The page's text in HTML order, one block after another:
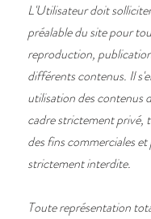
L'Utilisateur doit
préalable du site pour
reproduction,
différents contenus. Il
utilisation des contenus
cadre strictement privé,
des fins commerciales
strictement interdite.
Toute représentation